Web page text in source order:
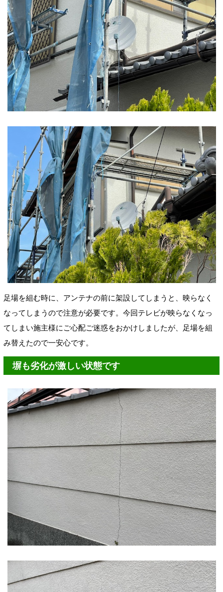
足場を組む時に、アンテナの前に架設してしまうと、映らなく
なってしまうので注意が必要です。今回テレビが映らなくなっ
てしまい施主様にご心配ご迷惑をおかけしましたが、足場を組
み替えたので一安心です。
塀も劣化が激しい状態です